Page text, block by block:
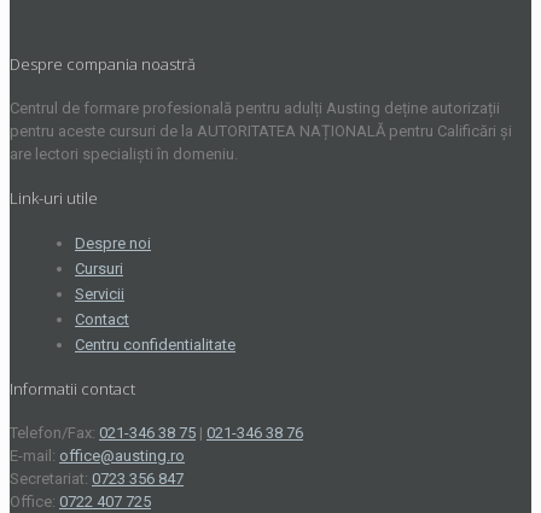
Despre compania noastră
Centrul de formare profesională pentru adulți Austing deține autorizații
pentru aceste cursuri de la AUTORITATEA NAȚIONALĂ pentru Calificări și
are lectori specialiști în domeniu.
Link-uri utile
Despre noi
Cursuri
Servicii
Contact
Centru confidentialitate
Informatii contact
Telefon/Fax: 021-346 38 75 | 021-346 38 76
E-mail: office@austing.ro
Secretariat: 0723 356 847
Office: 0722 407 725